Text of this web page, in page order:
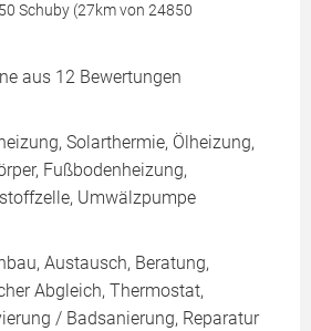
Schuby (27km von 24850
aus 12 Bewertungen
Solarthermie, Ölheizung,
Fußbodenheizung,
Umwälzpumpe
Austausch, Beratung,
Abgleich, Thermostat,
/ Badsanierung, Reparatur